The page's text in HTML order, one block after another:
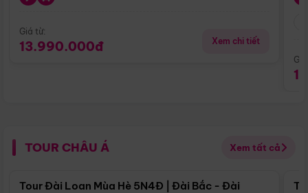
Giá từ:
13.990.000đ Xem chi tiết
TOUR CHÂU Á Xem tất cả
Điểm nổi bật
Tour Đài Loan Mùa Hè 5N4Đ | Đài Bắc - Đài